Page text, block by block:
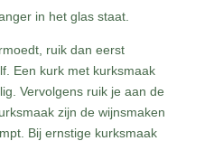
in het glas staat.
ruik dan eerst
Een kurk met kurksmaak
Vervolgens ruik je aan de
zijn de wijnsmaken
Bij ernstige kurksmaak